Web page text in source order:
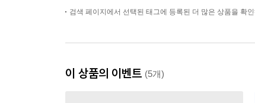
검색 페이지에서 선택된 태그에 등록된 더 많은 상품을 확
이 상품의 이벤트 (5개)